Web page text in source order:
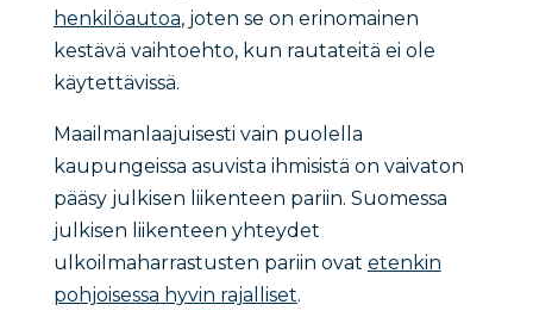
henkilöautoa, joten se on erinomainen
kestävä vaihtoehto, kun rautateitä ei ole
käytettävissä.
Maailmanlaajuisesti vain puolella
kaupungeissa asuvista ihmisistä on vaivaton
pääsy julkisen liikenteen pariin. Suomessa
julkisen liikenteen yhteydet
ulkoilmaharrastusten pariin ovat etenkin
pohjoisessa hyvin rajalliset.